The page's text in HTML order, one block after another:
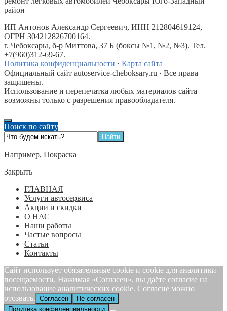
район
ИП Антонов Александр Сергеевич, ИНН 212804619124,
ОГРН 304212826700164.
г. Чебоксары, б-р Миттова, 37 Б (боксы №1, №2, №3). Тел.
+7(960)312-69-67.
Политика конфиденциальности · Карта сайта
Официальный сайт autoservice-cheboksary.ru · Все права
защищены.
Использование и перепечатка любых материалов сайта
возможны только с разрешения правообладателя.
Поиск по сайту
Например, Покраска
Закрыть
ГЛАВНАЯ
Услуги автосервиса
Акции и скидки
О НАС
Наши работы
Частые вопросы
Статьи
Контакты
Сайт использует обязательные cookie и cookie для аналитики
посещаемости. Нажимая «Согласен», вы даёте согласие на
использование аналитических cookie. Согласие можно
отозвать. Согласен
Не согласен
Политика конфиденциальности